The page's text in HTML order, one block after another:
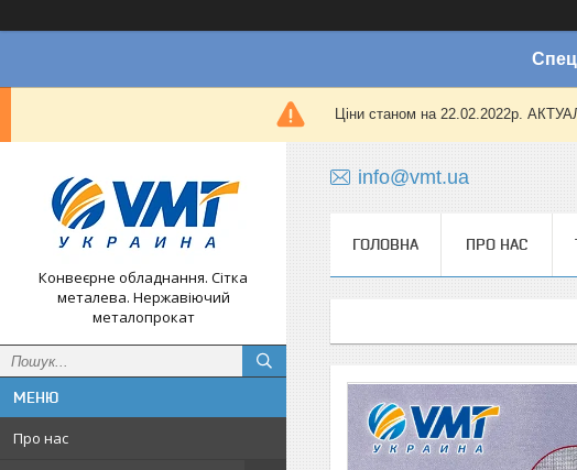
Ціни станом на 22.02.2022р.
Конвеєрне обладнання. Сітка
металева. Нержавіючий
металопрокат
Про нас
info@vmt.ua
ГОЛОВНА ПРО НАС